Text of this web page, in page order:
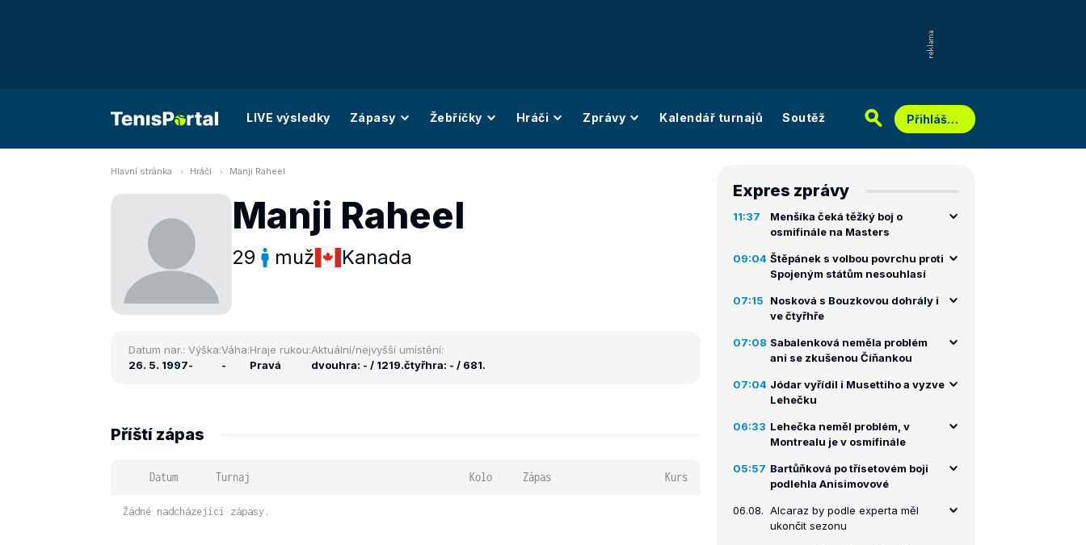
LIVE výsledky Zápasy Žebříčky Hráči Zprávy Kalendář turnajů Soutěž Přihlášení
Hlavní stránka Hráči Manji Raheel
Manji Raheel
29 muž Kanada
Datum nar.:
26. 5. 1997
Výška:
-
Váha:
-
Hraje rukou:
Pravá
Aktuální/nejvyšší umístění:
dvouhra: - / 1219.čtyřhra: - / 681.
Příští zápas
Datum Turnaj Kolo Zápas Kurs
Žádné nadcházející zápasy.
Expres zprávy
11:37
Menšíka čeká těžký boj o
osmifinále na Masters
09:04 Štěpánek s volbou povrchu proti
Spojeným státům nesouhlasí
07:15
Nosková s Bouzkovou dohrály i
ve čtyřhře
07:08 Sabalenková neměla problém
ani se zkušenou Číňankou
07:04 Jódar vyřídil i Musettiho a vyzve
Lehečku
06:33 Lehečka neměl problém, v
Montrealu je v osmifinále
05:57 Bartůňková po třísetovém boji
podlehla Anisimovové
06.08. Alcaraz by podle experta měl
ukončit sezonu